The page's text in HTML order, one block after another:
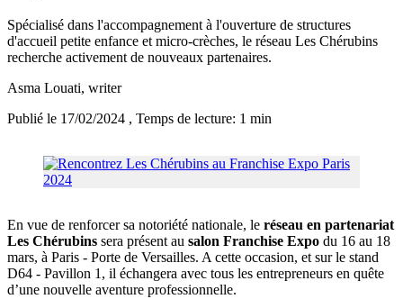
Spécialisé dans l'accompagnement à l'ouverture de structures
d'accueil petite enfance et micro-crèches, le réseau Les Chérubins
recherche activement de nouveaux partenaires.
Asma Louati, writer
Publié le 17/02/2024 , Temps de lecture: 1 min
En vue de renforcer sa notoriété nationale, le réseau en partenariat
Les Chérubins sera présent au salon Franchise Expo du 16 au 18
mars, à Paris - Porte de Versailles. A cette occasion, et sur le stand
D64 - Pavillon 1, il échangera avec tous les entrepreneurs en quête
d’une nouvelle aventure professionnelle.